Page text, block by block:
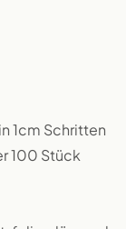
1cm Schritten
100 Stück